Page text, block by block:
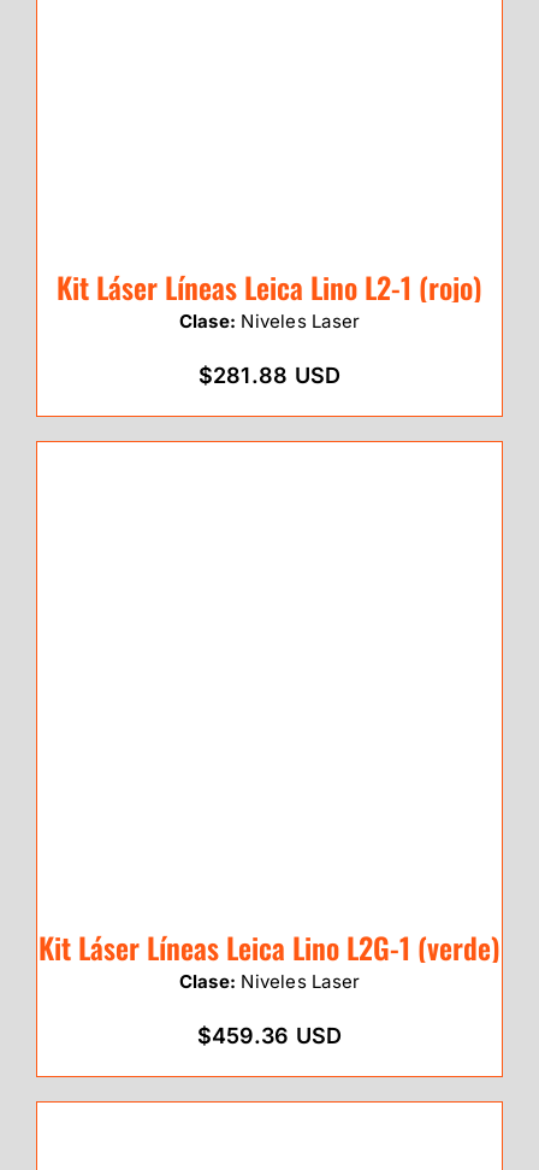
Kit Láser Líneas Leica Lino L2-1 (rojo)
Clase: Niveles Laser
$281.88 USD
Kit Láser Líneas Leica Lino L2G-1 (verde)
Clase: Niveles Laser
$459.36 USD